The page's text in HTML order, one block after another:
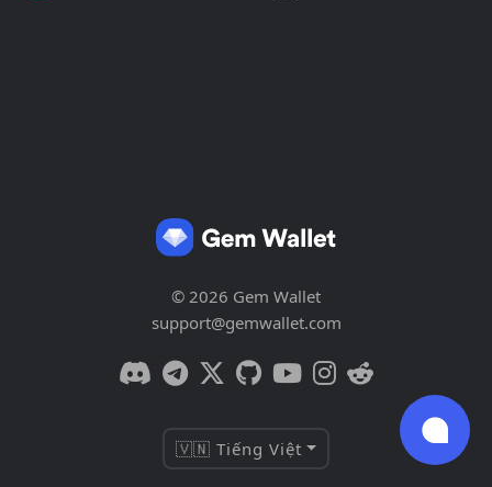
© 2026 Gem Wallet
support@gemwallet.com
🇻🇳 Tiếng Việt